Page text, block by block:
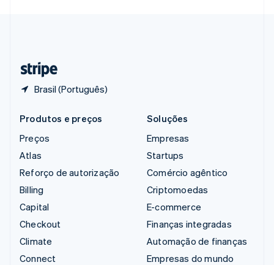
Brasil (Português)
Produtos e preços
Preços
Atlas
Reforço de autorização
Billing
Capital
Checkout
Climate
Connect
Soluções
Empresas
Startups
Comércio agêntico
Criptomoedas
E-commerce
Finanças integradas
Automação de finanças
Empresas do mundo